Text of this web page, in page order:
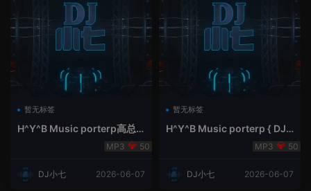
暂无标签
H^Y^B Music porterp高总
聆听 全英文Vina Lak House50
DJ小七 2026-06-07
暂无标签
H^Y^B Music porterp { DJ
小七&高总夜空中的风铃}
50
DJ小七 2026-06-07